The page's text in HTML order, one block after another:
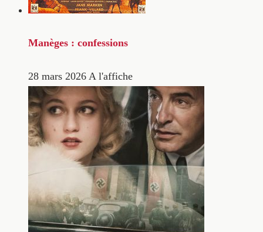
Manèges : confessions
28 mars 2026 A l'affiche